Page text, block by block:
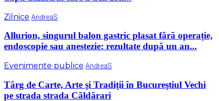
Zilnice AndreaS
Allurion, singurul balon gastric plasat fără operație,
endoscopie sau anestezie: rezultate după un an...
Evenimente publice AndreaS
Târg de Carte, Arte şi Tradiţii în Bucureştiul Vechi
pe strada strada Căldărari